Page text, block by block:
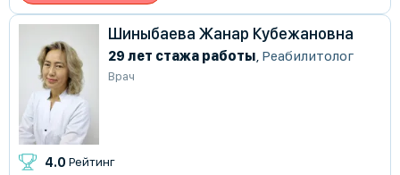
Шиныбаева Жанар Кубежановна
29 лет стажа работы, Реабилитолог
Врач
4.0 Рейтинг